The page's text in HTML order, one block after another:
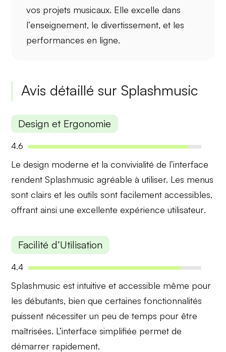
vos projets musicaux. Elle excelle dans
l’enseignement, ledivertissement, et les
performances en ligne.
Avis détaillé sur Splashmusic
Design et Ergonomie
4.6
Le design moderne et laconvivialité de l’interface
rendent Splashmusic agréable à utiliser. Les menus
sont clairs et les outils sont facilement accessibles,
offrant ainsi une excellenteexpérience utilisateur.
Facilité d’Utilisation
4.4
Splashmusic estintuitive et accessible même pour
les débutants, bien que certaines fonctionnalités
puissent nécessiter un peu de temps pour être
maîtrisées. L’interface simplifiée permet de
démarrer rapidement.